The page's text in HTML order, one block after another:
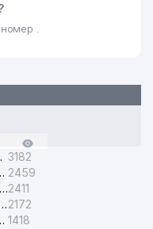
.
3182
ЭЛЕКТРОСЕТИ 2459
ТЕЛЕФОНЫ ДОВЕРИЯ ГЕНЕРАЛЬНОЙ ПРОКУРАТУРЫ РЕСПУБЛИКИ УЗБЕКИСТАН2411
АЛМАЗАРСКАЯ АВАРИЙНАЯ СЛУЖБА ЭЛЕКТРОСЕТИ2172
ЭЛЕКТРОСЕТИ 1418